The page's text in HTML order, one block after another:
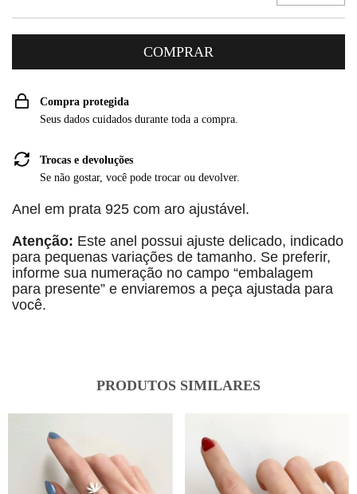
Compra protegida
Seus dados cuidados durante toda a compra.
Trocas e devoluções
Se não gostar, você pode trocar ou devolver.
Anel em prata 925 com aro ajustável.
Atenção: Este anel possui ajuste delicado, indicado
para pequenas variações de tamanho. Se preferir,
informe sua numeração no campo “embalagem
para presente” e enviaremos a peça ajustada para
você.
PRODUTOS SIMILARES